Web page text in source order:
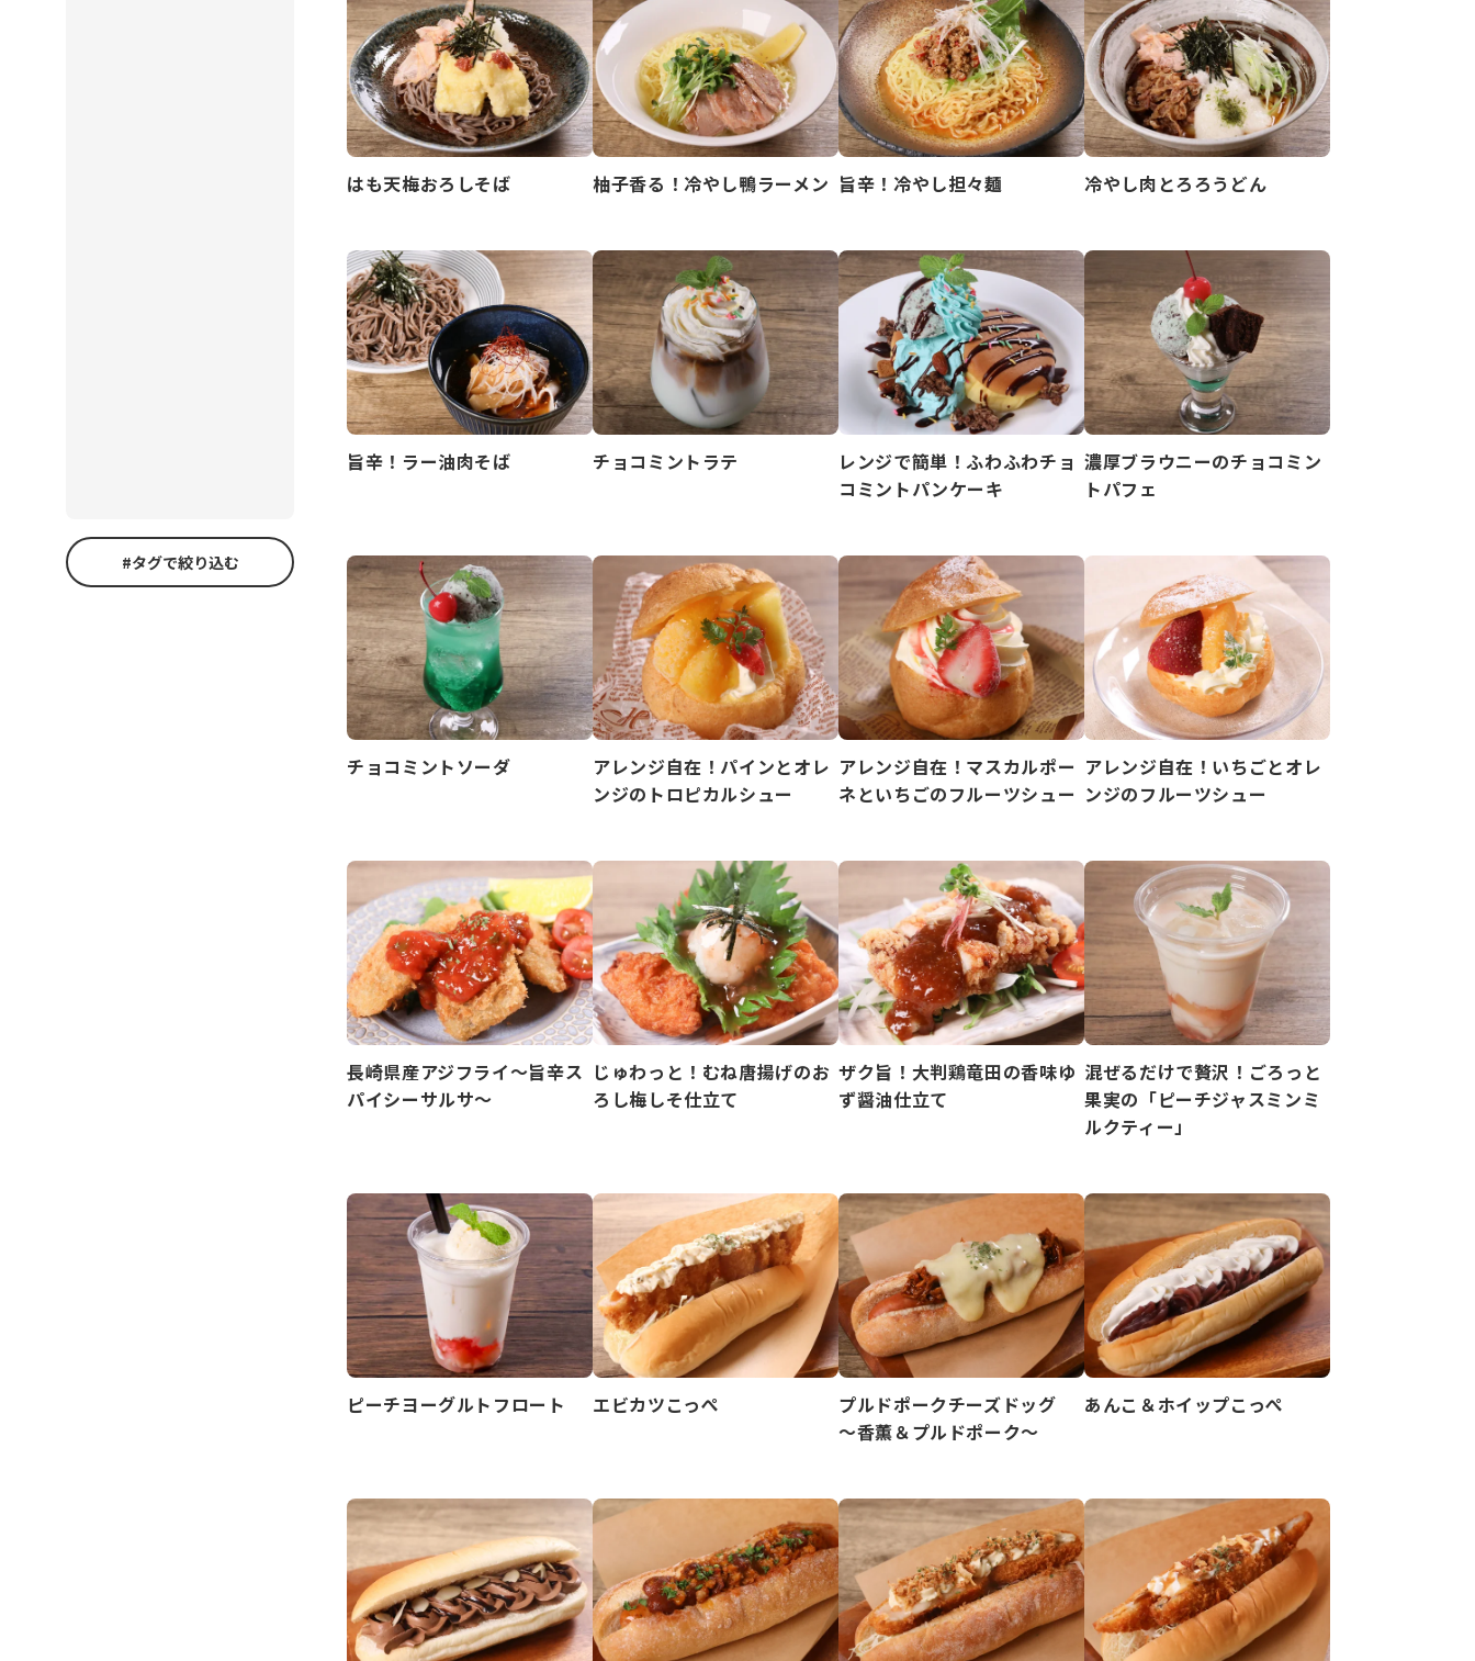
はも天梅おろしそば 柚子香る！冷やし鴨ラーメン 旨辛！冷やし担々麺 冷やし肉とろろうどん
旨辛！ラー油肉そば チョコミントラテ
レンジで簡単！ふわふわチョ
コミントパンケーキ
濃厚ブラウニーのチョコミン
トパフェ
チョコミントソーダ
アレンジ自在！パインとオレ
ンジのトロピカルシュー
アレンジ自在！マスカルポー
ネといちごのフルーツシュー
アレンジ自在！いちごとオレ
ンジのフルーツシュー
長崎県産アジフライ～旨辛ス
パイシーサルサ～
じゅわっと！むね唐揚げのお
ろし梅しそ仕立て
ザク旨！大判鶏竜田の香味ゆ
ず醤油仕立て
混ぜるだけで贅沢！ごろっと
果実の「ピーチジャスミンミ
ルクティー」
ピーチヨーグルトフロート エビカツこっぺ
プルドポークチーズドッグ
～香薫＆プルドポーク～
あんこ＆ホイップこっぺ
#タグで絞り込む